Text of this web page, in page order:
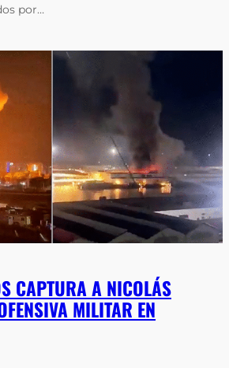
por…
CAPTURA A NICOLÁS
MILITAR EN